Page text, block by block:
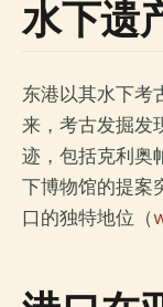
水下遗
东港以其水下考
来，考古发掘发
迹，包括克利奥
下博物馆的提案
口的独特地位（